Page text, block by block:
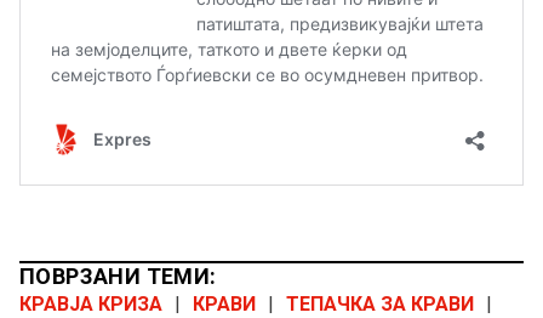
ПОВРЗАНИ ТЕМИ:
КРАВЈА КРИЗА КРАВИ ТЕПАЧКА ЗА КРАВИ